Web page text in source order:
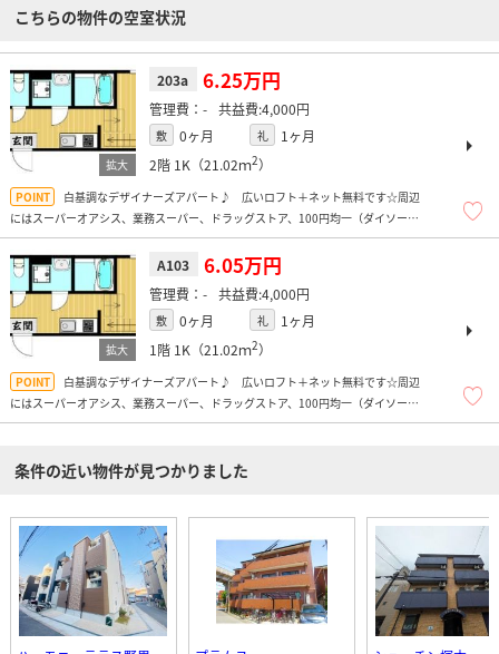
こちらの物件の空室状況
203a 6.25万円
- 4,000円
敷 0ヶ月 礼
1ヶ月
2階 1K（21.02ｍ2）
白基調なデザイナーズアパート♪ 広いロフト＋ネット無料です☆周辺
にはスーパーオアシス、業務スーパー、ドラッグストア、100円均一（ダイソー、
FLET、Seria）、コンビニ、トレーニングジム、マクドナルド（24ｈ営業）があり
便利ですよ！
A103 6.05万円
- 4,000円
敷 0ヶ月 礼
1ヶ月
1階 1K（21.02ｍ2）
白基調なデザイナーズアパート♪ 広いロフト＋ネット無料です☆周辺
にはスーパーオアシス、業務スーパー、ドラッグストア、100円均一（ダイソー、
FLET、Seria）、コンビニ、トレーニングジム、マクドナルド（24ｈ営業）があり
条件の近い物件が見つかりました